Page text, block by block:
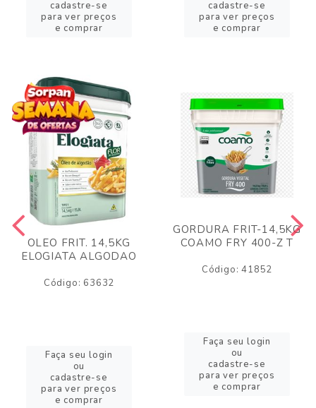
cadastre-se
para ver preços
e comprar
cadastre-se
para ver preços
e comprar
OLEO FRIT. 14,5KG
ELOGIATA ALGODAO
Código: 63632
Faça seu login
ou
cadastre-se
para ver preços
e comprar
GORDURA FRIT-14,5KG
COAMO FRY 400-Z T
Código: 41852
Faça seu login
ou
cadastre-se
para ver preços
e comprar